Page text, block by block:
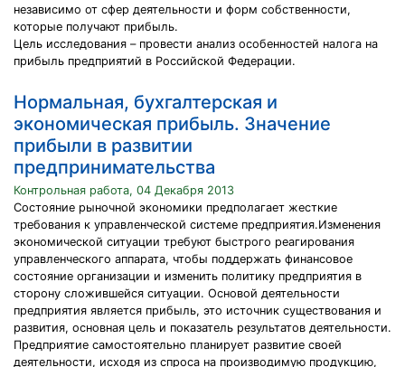
независимо от сфер деятельности и форм собственности,
которые получают прибыль.
Цель исследования – провести анализ особенностей налога на
прибыль предприятий в Российской Федерации.
Нормальная, бухгалтерская и
экономическая прибыль. Значение
прибыли в развитии
предпринимательства
Контрольная работа, 04 Декабря 2013
Состояние рыночной экономики предполагает жесткие
требования к управленческой системе предприятия.Изменения
экономической ситуации требуют быстрого реагирования
управленческого аппарата, чтобы поддержать финансовое
состояние организации и изменить политику предприятия в
сторону сложившейся ситуации. Основой деятельности
предприятия является прибыль, это источник существования и
развития, основная цель и показатель результатов деятельности.
Предприятие самостоятельно планирует развитие своей
деятельности, исходя из спроса на производимую продукцию,